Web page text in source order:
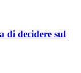
di decidere sul